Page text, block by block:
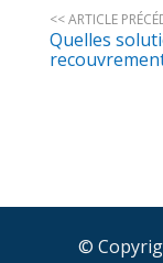
<< ARTICLE
Quelles
©